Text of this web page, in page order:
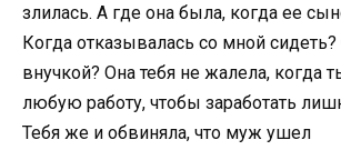
злилась. А где она была, когда ее
Когда отказывалась со мной
внучкой? Она тебя не жалела, когда
любую работу, чтобы заработать
Тебя же и обвиняла, что муж ушел